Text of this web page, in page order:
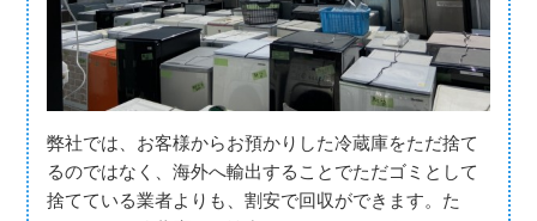
弊社では、お客様からお預かりした冷蔵庫をただ捨て
るのではなく、海外へ輸出することでただゴミとして
捨てている業者よりも、割安で回収ができます。た